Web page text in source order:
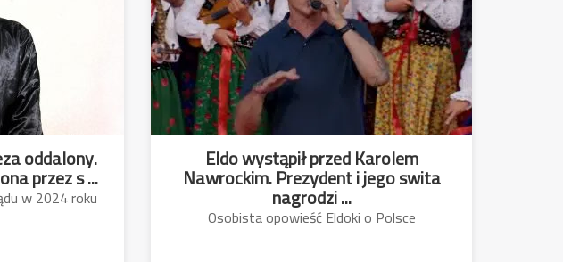
oddalony.
przez s ...
w 2024 roku
Eldo wystąpił przed Karolem
Nawrockim. Prezydent i jego swita
nagrodzi ...
Osobista opowieść Eldoki o Polsce